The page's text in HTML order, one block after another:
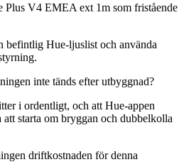
Plus V4 EMEA ext 1m som fristående
befintlig Hue-ljuslist och använda
inte tänds efter utbyggnad?
i ordentligt, och att Hue-appen
starta om bryggan och dubbelkolla
driftkostnaden för denna